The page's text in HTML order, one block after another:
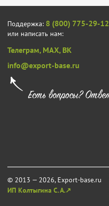
Поддержка: 8 (800) 775-29-12
или написать нам:
Телеграм, MAX, ВК
info@export-base.ru
© 2013 — 2026, Export-base.ru
ИП Колтыгина С. А.↗